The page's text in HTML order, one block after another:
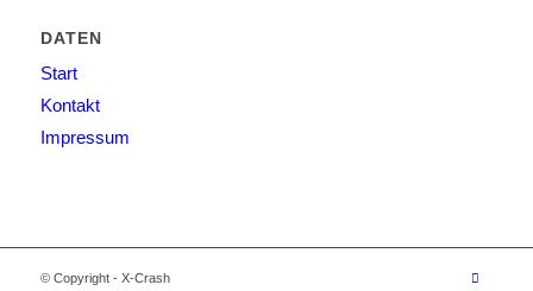
DATEN
Start
Kontakt
Impressum
© Copyright - X-Crash